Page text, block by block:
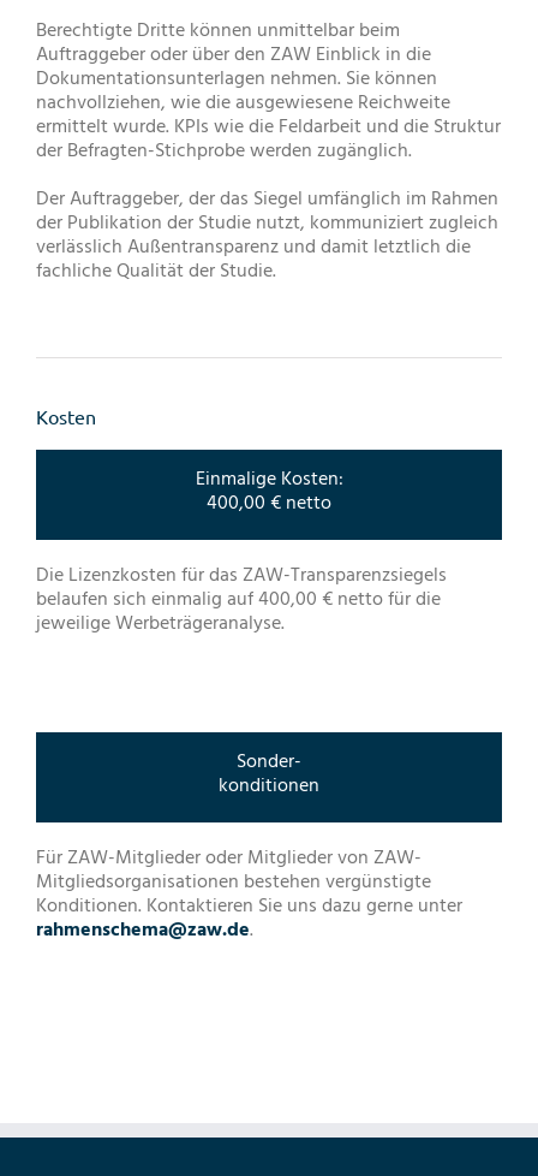
Berechtigte Dritte können unmittelbar beim
Auftraggeber oder über den ZAW Einblick in die
Dokumentationsunterlagen nehmen. Sie können
nachvollziehen, wie die ausgewiesene Reichweite
ermittelt wurde. KPIs wie die Feldarbeit und die Struktur
der Befragten-Stichprobe werden zugänglich.
Der Auftraggeber, der das Siegel umfänglich im Rahmen
der Publikation der Studie nutzt, kommuniziert zugleich
verlässlich Außentransparenz und damit letztlich die
fachliche Qualität der Studie.
Kosten
Einmalige Kosten:
400,00 € netto
Die Lizenzkosten für das ZAW-Transparenzsiegels
belaufen sich einmalig auf 400,00 € netto für die
jeweilige Werbeträgeranalyse.
Sonder-
konditionen
Für ZAW-Mitglieder oder Mitglieder von ZAW-
Mitgliedsorganisationen bestehen vergünstigte
Konditionen. Kontaktieren Sie uns dazu gerne unter
rahmenschema@zaw.de.